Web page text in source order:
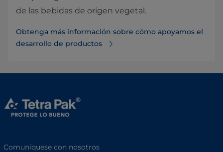
de las bebidas de origen vegetal.
Obtenga más información sobre cómo apoyamos el
desarrollo de productos
Comuníquese con nosotros